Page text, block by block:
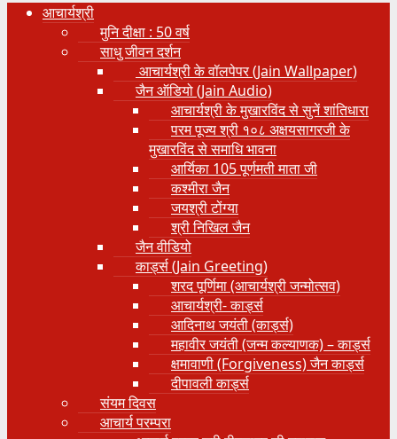
आचार्यश्री
मुनि दीक्षा : 50 वर्ष
साधु जीवन दर्शन
आचार्यश्री के वॉलपेपर (Jain Wallpaper)
जैन ऑडियो (Jain Audio)
आचार्यश्री के मुखारविंद से सुनें शांतिधारा
परम पूज्य श्री १०८ अक्षयसागरजी के
मुखारविंद से समाधि भावना
आर्यिका 105 पूर्णमती माता जी
कश्मीरा जैन
जयश्री टोंग्या
श्री निखिल जैन
जैन वीडियो
कार्ड्स (Jain Greeting)
शरद पूर्णिमा (आचार्यश्री जन्मोत्सव)
आचार्यश्री- कार्ड्स
आदिनाथ जयंती (कार्ड्स)
महावीर जयंती (जन्म कल्याणक) – कार्ड्स
क्षमावाणी (Forgiveness) जैन कार्ड्स
दीपावली कार्ड्स
संयम दिवस
आचार्य परम्परा